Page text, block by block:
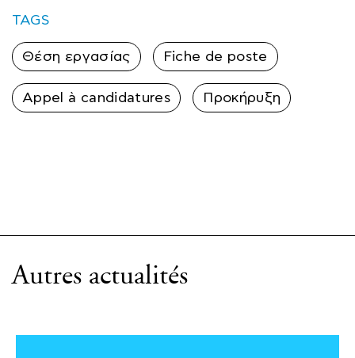
TAGS
Θέση εργασίας Fiche de poste
Appel à candidatures Προκήρυξη
Autres actualités